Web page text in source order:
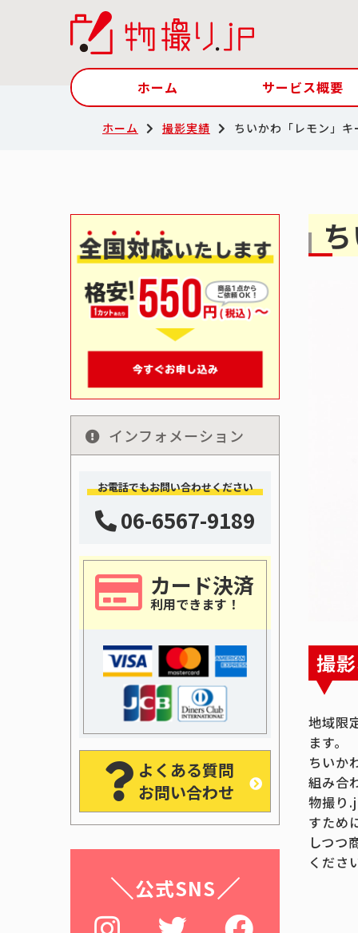
ホーム サービス概要
ホーム 撮影実績 ちいかわ「レモン」
撮
地域限
ます。
ちいか
組み合
物撮り
すため
しつつ
くださ
インフォメーション
お電話でもお問い合わせください
06-6567-9189
カード決済
利用できます！
よくある質問
お問い合わせ
公式SNS